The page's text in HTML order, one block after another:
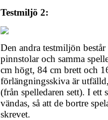
Testmiljö 2:
Den andra testmiljön
pinnstolar och samma
cm högt, 84 cm brett och
förlängningsskiva är
(från spelledaren sett). I ett
vändas, så att de bortre
skrevet.